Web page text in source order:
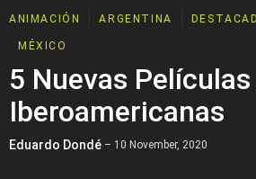
ANIMACIÓN ARGENTINA
MÉXICO
5 Nuevas
Iberoamericanas
Eduardo Dondé – 10 November, 2020